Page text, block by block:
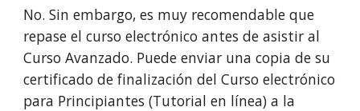
No. Sin embargo, es muy recomendable que
repase el curso electrónico antes de asistir al
Curso Avanzado. Puede enviar una copia de su
certificado de finalización del Curso electrónico
para Principiantes (Tutorial en línea) a la